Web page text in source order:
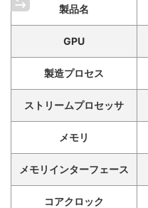
製品名
GPU
製造プロセス
ストリームプロセッサ
メモリ
メモリインターフェース
コアクロック